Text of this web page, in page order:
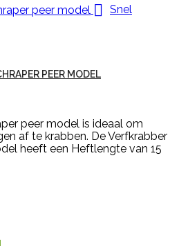
 Snel
PEER MODEL
peer model is ideaal om
af te krabben. De Verfkrabber
heeft een Heftlengte van 15